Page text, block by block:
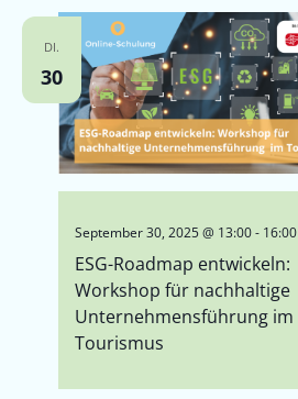
DI.
30
ESG-Roadmap entwickeln:
Workshop für nachhaltige
Unternehmensführung im
Tourismus
September 30, 2025 @ 13:00- 16:00